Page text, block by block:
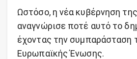
Ωστόσο, η νέα κυβέρνηση
αναγνώρισε ποτέ αυτό το
έχοντας την συμπαράσταση
Ευρωπαϊκής Ένωσης.